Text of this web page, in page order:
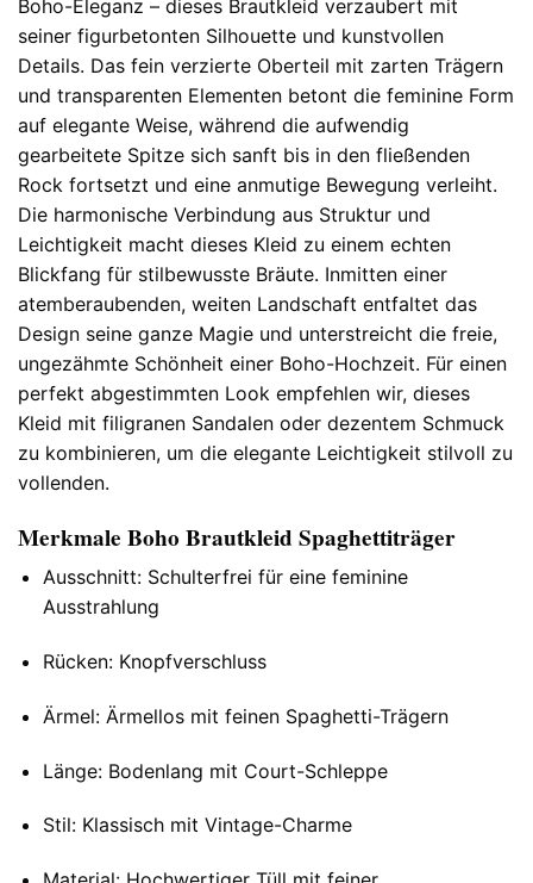
Boho-Eleganz – dieses Brautkleid verzaubert mit
seiner figurbetonten Silhouette und kunstvollen
Details. Das fein verzierte Oberteil mit zarten Trägern
und transparenten Elementen betont die feminine Form
auf elegante Weise, während die aufwendig
gearbeitete Spitze sich sanft bis in den fließenden
Rock fortsetzt und eine anmutige Bewegung verleiht.
Die harmonische Verbindung aus Struktur und
Leichtigkeit macht dieses Kleid zu einem echten
Blickfang für stilbewusste Bräute. Inmitten einer
atemberaubenden, weiten Landschaft entfaltet das
Design seine ganze Magie und unterstreicht die freie,
ungezähmte Schönheit einer Boho-Hochzeit. Für einen
perfekt abgestimmten Look empfehlen wir, dieses
Kleid mit filigranen Sandalen oder dezentem Schmuck
zu kombinieren, um die elegante Leichtigkeit stilvoll zu
vollenden.
Merkmale Boho Brautkleid Spaghettiträger
Ausschnitt: Schulterfrei für eine feminine
Ausstrahlung
Rücken: Knopfverschluss
Ärmel: Ärmellos mit feinen Spaghetti-Trägern
Länge: Bodenlang mit Court-Schleppe
Stil: Klassisch mit Vintage-Charme